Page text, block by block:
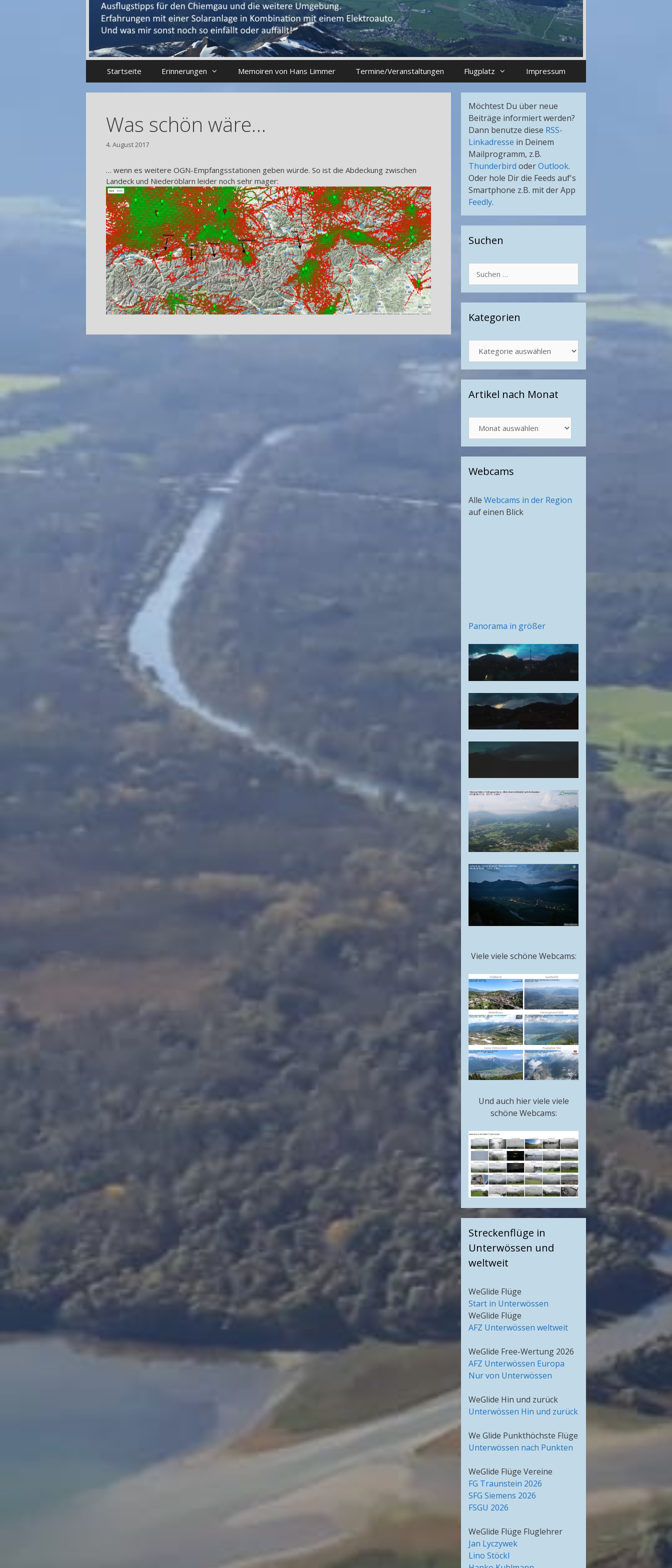
Startseite Erinnerungen Memoiren von Hans Limmer Termine/Veranstaltungen Flugplatz Impressum
Was schön wäre…
4. August 2017
… wenn es weitere OGN-Empfangsstationen geben würde. So ist die Abdeckung zwischen
Landeck und Niederöblarn leider noch sehr mager:
Möchtest Du über neue
Beiträge informiert werden?
Dann benutze diese RSS-
Linkadresse in Deinem
Mailprogramm, z.B.
Thunderbird oderOutlook.
Oder hole Dir die Feeds auf's
Smartphone z.B. mit der App
Feedly.
Suchen
nach:
Kategorien
Artikel nach Monat
nach
Monat
Webcams
Alle Webcams in der Region
auf einen Blick
Panorama in größer
Viele viele schöne Webcams:
Und auch hier viele viele
schöne Webcams:
Streckenflüge in
Unterwössen und
weltweit
WeGlide Flüge
Start in Unterwössen
WeGlide Flüge
AFZ Unterwössen weltweit
WeGlide Free-Wertung 2026
AFZ Unterwössen Europa
Nur von Unterwössen
WeGlide Hin und zurück
Unterwössen Hin und zurück
We Glide Punkthöchste Flüge
Unterwössen nach Punkten
WeGlide Flüge Vereine
FG Traunstein 2026
SFG Siemens 2026
FSGU 2026
WeGlide Flüge Fluglehrer
Jan Lyczywek
Lino Stöckl